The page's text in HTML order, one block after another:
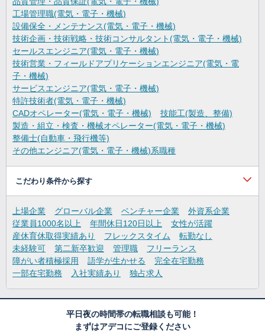
工場管理職(電気・電子・機械)
設備保全・メンテナンス(電気・電子・機械)
技術企画・技術戦略・技術コンサルタント(電気・電子・機械)
セールスエンジニア(電気・電子・機械)
技術営業・フィールドアプリケーションエンジニア(電気・電
子・機械)
サービスエンジニア(電気・電子・機械)
特許技術者(電気・電子・機械)
CADオペレーター(電気・電子・機械)
技能工(製造、整備)
製造・組立・検査・機械オペレーター(電気・電子・機械)
整備士(自動車・飛行機等)
その他エンジニア(電気・電子・機械)系職種
こだわり条件から探す
上場企業 グローバル企業 ベンチャー企業
外資系企業
従業員1000名以上
年間休日120日以上
女性が活躍
産休育休取得実績あり
フレックスタイム
転勤なし
未経験可
第二新卒歓迎 管理職
フリーランス
障がい者積極採用
語学が生かせる
完全在宅勤務
一部在宅勤務
入社実績あり 独占求人
平日夜の時間帯の転職相談も可能！
まずはアデコにご登録ください